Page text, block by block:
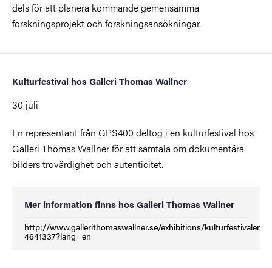
dels för att planera kommande gemensamma
forskningsprojekt och forskningsansökningar.
Kulturfestival hos Galleri Thomas Wallner
30 juli
En representant från GPS400 deltog i en kulturfestival hos
Galleri Thomas Wallner för att samtala om dokumentära
bilders trovärdighet och autenticitet.
Mer information finns hos Galleri Thomas Wallner
http://www.gallerithomaswallner.se/exhibitions/kulturfestivalen-
4641337?lang=en
(Extern länk)